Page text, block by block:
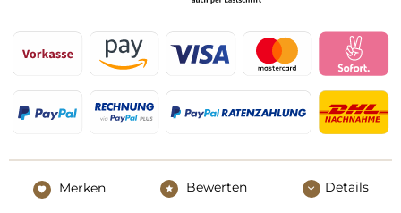
Merken Bewerten Details